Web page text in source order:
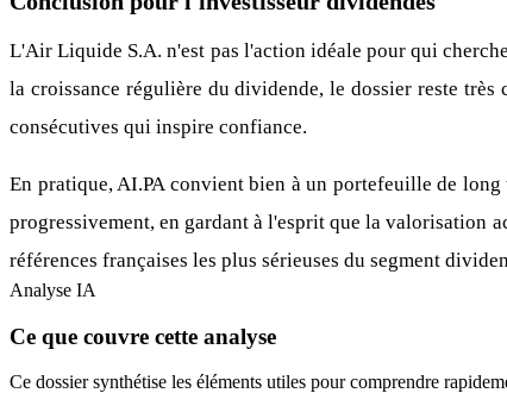
L'Air Liquide S.A. n'est pas l'action idéale pour qui
la croissance régulière du dividende, le dossier reste très
consécutives qui inspire confiance.
En pratique, AI.PA convient bien à un portefeuille de
progressivement, en gardant à l'esprit que la valorisation
références françaises les plus sérieuses du segment
Analyse IA
Ce que couvre cette analyse
Ce dossier synthétise les éléments utiles pour comprendre